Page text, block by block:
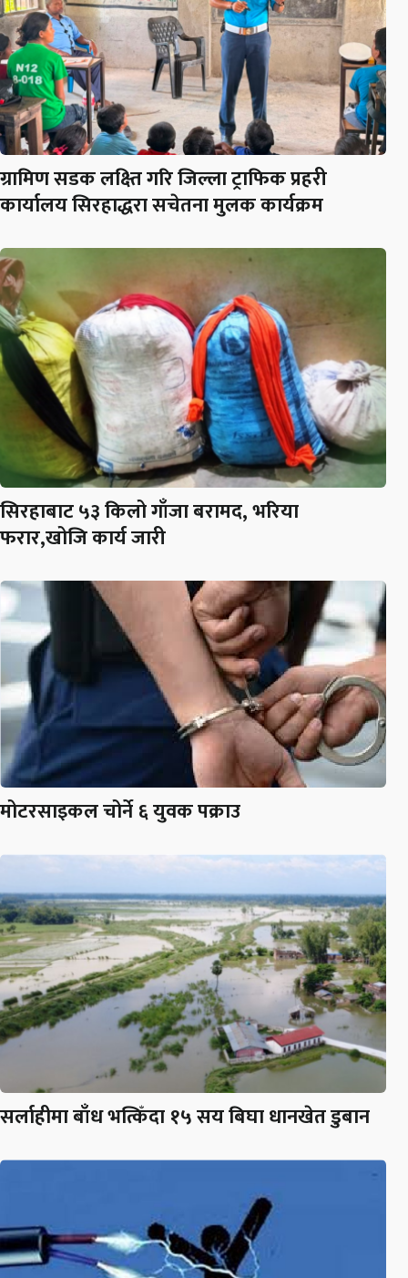
ग्रामिण सडक लक्ष्ति गरि जिल्ला ट्राफिक प्रहरी
कार्यालय सिरहाद्धरा सचेतना मुलक कार्यक्रम
सिरहाबाट ५३ किलो गाँजा बरामद, भरिया
फरार,खोजि कार्य जारी
मोटरसाइकल चोर्ने ६ युवक पक्राउ
सर्लाहीमा बाँध भत्किँदा १५ सय बिघा धानखेत डुबान